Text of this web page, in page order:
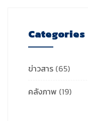
Categories
ข่าวสาร (65)
คลังภาพ (19)